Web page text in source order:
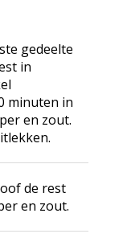
gedeelte
in
minuten in
en zout.
de rest
en zout.